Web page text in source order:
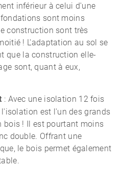
inférieur à celui d'une
sont moins
construction sont très
! L'adaptation au sol se
que la construction elle-
sont, quant à eux,
: Avec une isolation 12 fois
est l'un des grands
bois ! Il est pourtant moins
double. Offrant une
le bois permet également